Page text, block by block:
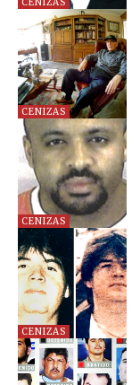
CENIZAS
CENIZAS
CENIZAS